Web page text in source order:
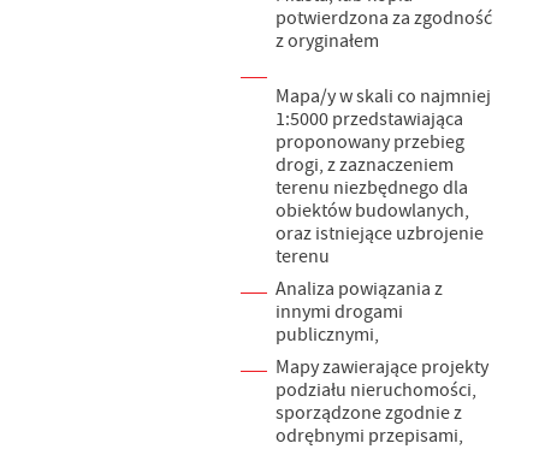
potwierdzona za zgodność
z oryginałem
Mapa/y w skali co najmniej
1:5000 przedstawiająca
proponowany przebieg
drogi, z zaznaczeniem
terenu niezbędnego dla
obiektów budowlanych,
oraz istniejące uzbrojenie
terenu
Analiza powiązania z
innymi drogami
publicznymi,
Mapy zawierające projekty
podziału nieruchomości,
sporządzone zgodnie z
odrębnymi przepisami,